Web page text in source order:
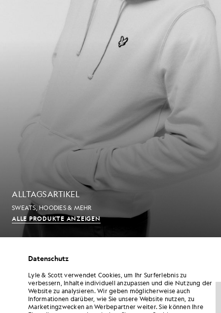
ALLTAGSARTIKEL
SWEATS, HOODIES & MEHR
ALLE PRODUKTE ANZEIGEN
NEU EINGETROFFEN NEU EINGETROFFEN
Datenschutz
Lyle & Scott verwendet Cookies, um Ihr Surferlebnis zu
verbessern, Inhalte individuell anzupassen und die Nutzung der
Website zu analysieren. Wir geben möglicherweise auch
Informationen darüber, wie Sie unsere Website nutzen, zu
Marketingzwecken an Werbepartner weiter. Sie können Ihre